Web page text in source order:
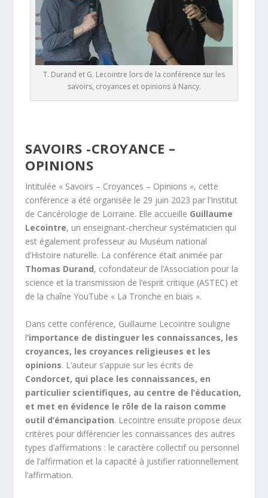
T. Durand et G. Lecointre lors de la conférence sur les
savoirs, croyances et opinions à Nancy.
SAVOIRS -CROYANCE –
OPINIONS
Intitulée « Savoirs – Croyances – Opinions », cette
conférence a été organisée le 29 juin 2023 par l’Institut
de Cancérologie de Lorraine. Elle accueille Guillaume
Lecointre, un enseignant-chercheur systématicien qui
est également professeur au Muséum national
d’Histoire naturelle. La conférence était animée par
Thomas Durand, cofondateur de l’Association pour la
science et la transmission de l’esprit critique (ASTEC) et
de la chaîne YouTube « La Tronche en biais ».
Dans cette conférence, Guillaume Lecointre souligne
l‘importance de distinguer les connaissances, les
croyances, les croyances religieuses et les
opinions. L’auteur s’appuie sur les écrits de
Condorcet, qui place les connaissances, en
particulier scientifiques, au centre de l’éducation,
et met en évidence le rôle de la raison comme
outil d’émancipation. Lecointre ensuite propose deux
critères pour différencier les connaissances des autres
types d’affirmations : le caractère collectif ou personnel
de l’affirmation et la capacité à justifier rationnellement
l’affirmation.